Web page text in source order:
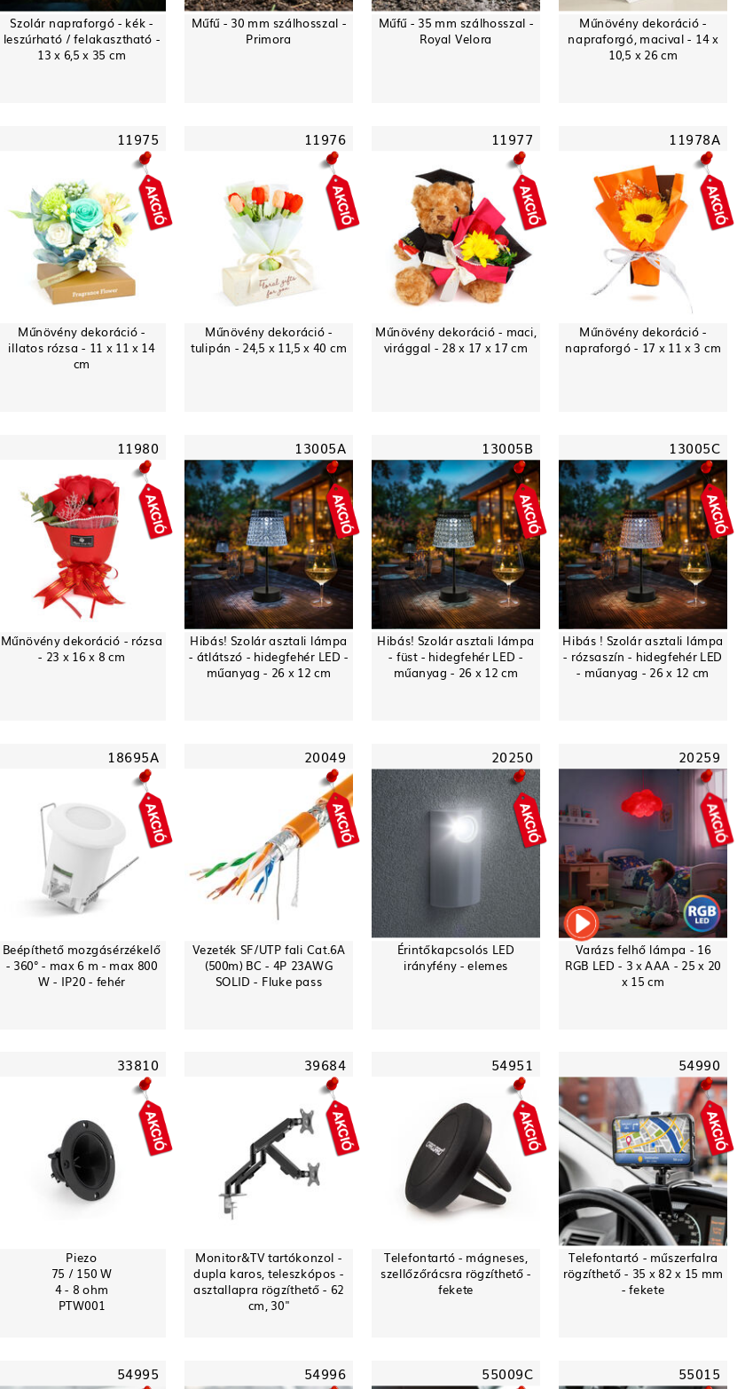
Szolár napraforgó - kék -
leszúrható / felakasztható -
13 x 6,5 x 35 cm
Műfű - 30 mm szálhosszal -
Primora
Műfű - 35 mm szálhosszal -
Royal Velora
Műnövény dekoráció -
napraforgó, macival - 14 x
10,5 x 26 cm
11975
Műnövény dekoráció -
illatos rózsa - 11 x 11 x 14
cm
11976
Műnövény dekoráció -
tulipán - 24,5 x 11,5 x 40 cm
11977
Műnövény dekoráció - maci,
virággal - 28 x 17 x 17 cm
11978A
Műnövény dekoráció -
napraforgó - 17 x 11 x 3 cm
11980
Műnövény dekoráció - rózsa
- 23 x 16 x 8 cm
13005A
Hibás! Szolár asztali lámpa
- átlátszó - hidegfehér LED -
műanyag - 26 x 12 cm
13005B
Hibás! Szolár asztali lámpa
- füst - hidegfehér LED -
műanyag - 26 x 12 cm
13005C
Hibás ! Szolár asztali lámpa
- rózsaszín - hidegfehér LED
- műanyag - 26 x 12 cm
18695A
Beépíthető mozgásérzékelő
- 360° - max 6 m - max 800
W - IP20 - fehér
20049
Vezeték SF/UTP fali Cat.6A
(500m) BC - 4P 23AWG
SOLID - Fluke pass
20250
Érintőkapcsolós LED
irányfény - elemes
20259
Varázs felhő lámpa - 16
RGB LED - 3 x AAA - 25 x 20
x 15 cm
33810
Piezo
75 / 150 W
4 - 8 ohm
PTW001
39684
Monitor&TV tartókonzol -
dupla karos, teleszkópos -
asztallapra rögzíthető - 62
cm, 30"
54951
Telefontartó - mágneses,
szellőzőrácsra rögzíthető -
fekete
54990
Telefontartó - műszerfalra
rögzíthető - 35 x 82 x 15 mm
- fekete
54995 54996 55009C 55015